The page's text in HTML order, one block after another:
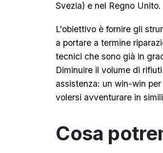
Svezia) e nel Regno Unito.
L'obiettivo è fornire gli
a portare a termine
tecnici che sono già in
Diminuire il volume di
assistenza: un win-win
volersi avventurare in
Cosa